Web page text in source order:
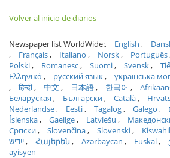
Volver al inicio de diarios
Newspaper list WorldWide: English
Français
Italiano Norsk Português
Polski
Romanesc Suomi Svensk
Ελληνικά
русский язык українська
हिन्दी
中文 日本語 한국어
Беларуская
Български Català
Nederlandse
Eesti Tagalog Galego
Íslenska
Gaeilge Latviešu
Српски
Slovenčina Slovenski
ייִדיש
Հայերեն Azərbaycan Euskal
ayisyen